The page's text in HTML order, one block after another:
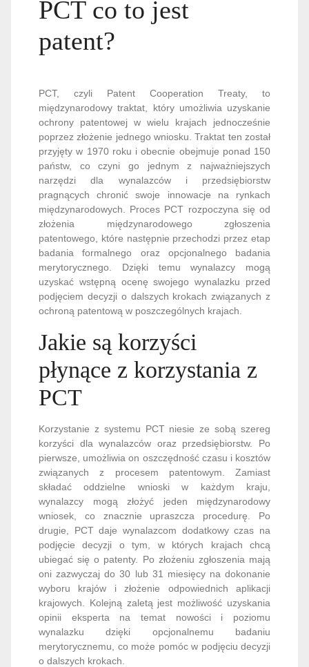
PCT co to jest
patent?
PCT, czyli Patent Cooperation Treaty, to
międzynarodowy traktat, który umożliwia uzyskanie
ochrony patentowej w wielu krajach jednocześnie
poprzez złożenie jednego wniosku. Traktat ten został
przyjęty w 1970 roku i obecnie obejmuje ponad 150
państw, co czyni go jednym z najważniejszych
narzędzi dla wynalazców i przedsiębiorstw
pragnących chronić swoje innowacje na rynkach
międzynarodowych. Proces PCT rozpoczyna się od
złożenia międzynarodowego zgłoszenia
patentowego, które następnie przechodzi przez etap
badania formalnego oraz opcjonalnego badania
merytorycznego. Dzięki temu wynalazcy mogą
uzyskać wstępną ocenę swojego wynalazku przed
podjęciem decyzji o dalszych krokach związanych z
ochroną patentową w poszczególnych krajach.
Jakie są korzyści
płynące z korzystania z
PCT
Korzystanie z systemu PCT niesie ze sobą szereg
korzyści dla wynalazców oraz przedsiębiorstw. Po
pierwsze, umożliwia on oszczędność czasu i kosztów
związanych z procesem patentowym. Zamiast
składać oddzielne wnioski w każdym kraju,
wynalazcy mogą złożyć jeden międzynarodowy
wniosek, co znacznie upraszcza procedurę. Po
drugie, PCT daje wynalazcom dodatkowy czas na
podjęcie decyzji o tym, w których krajach chcą
ubiegać się o patenty. Po złożeniu zgłoszenia mają
oni zazwyczaj do 30 lub 31 miesięcy na dokonanie
wyboru krajów i złożenie odpowiednich aplikacji
krajowych. Kolejną zaletą jest możliwość uzyskania
opinii eksperta na temat nowości i poziomu
wynalazku dzięki opcjonalnemu badaniu
merytorycznemu, co może pomóc w podjęciu decyzji
o dalszych krokach.